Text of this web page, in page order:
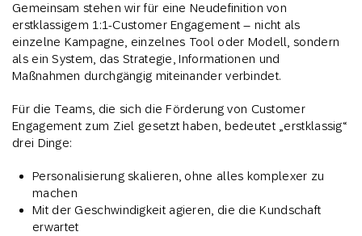
Gemeinsam stehen wir für eine Neudefinition von
erstklassigem 1:1-Customer Engagement – nicht als
einzelne Kampagne, einzelnes Tool oder Modell, sondern
als ein System, das Strategie, Informationen und
Maßnahmen durchgängig miteinander verbindet.
Für die Teams, die sich die Förderung von Customer
Engagement zum Ziel gesetzt haben, bedeutet „erstklassig“
drei Dinge:
Personalisierung skalieren, ohne alles komplexer zu
machen
Mit der Geschwindigkeit agieren, die die Kundschaft
erwartet